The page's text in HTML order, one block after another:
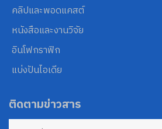
คลิปและพอดแคสต์
หนังสือและงานวิจัย
อินโฟกราฟิก
แบ่งปันไอเดีย
ติดตามข่าวสาร